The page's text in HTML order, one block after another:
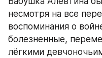
несмотря на все
воспоминания о
болезненные,
лёгкими